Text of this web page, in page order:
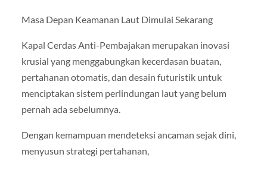
Masa Depan Keamanan Laut Dimulai Sekarang
Kapal Cerdas Anti-Pembajakan merupakan inovasi
krusial yang menggabungkan kecerdasan buatan,
pertahanan otomatis, dan desain futuristik untuk
menciptakan sistem perlindungan laut yang belum
pernah ada sebelumnya.
Dengan kemampuan mendeteksi ancaman sejak dini,
menyusun strategi pertahanan,